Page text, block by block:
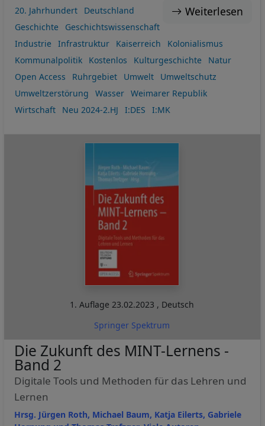
Weiterlesen
20. Jahrhundert
Deutschland
Geschichte
Geschichtswissenschaft
Industrie
Infrastruktur Kaiserreich
Kolonialismus
Kommunalpolitik
Kostenlos Kulturgeschichte
Natur
Open Access
Ruhrgebiet Umwelt
Umweltschutz
Umweltzerstörung
Wasser
Weimarer Republik
Wirtschaft
Neu 2024-2.HJ I:DES I:MK
1. Auflage23.02.2023 , Deutsch
Springer Spektrum
Hrsg. Jürgen Roth, Michael Baum, Katja Eilerts, Gabriele
Die Zukunft des MINT-Lernens -
Band 2
Digitale Tools und Methoden für das Lehren und
Lernen